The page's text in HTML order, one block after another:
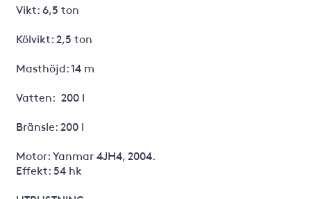
Vikt: 6,5 ton
Kölvikt: 2,5 ton
Masthöjd: 14 m
Vatten: 200 l
Bränsle: 200 l
Motor: Yanmar 4JH4, 2004.
Effekt: 54 hk